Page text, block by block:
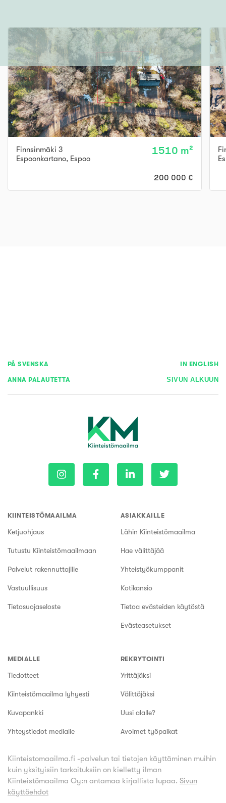
Finnsinmäki 3
Espoonkartano, Espoo
1510 m²
200 000 €
PÅ SVENSKA IN ENGLISH
ANNA PALAUTETTA SIVUN ALKUUN
KIINTEISTÖMAAILMA
Ketjuohjaus
Tutustu Kiinteistömaailmaan
Palvelut rakennuttajille
Vastuullisuus
Tietosuojaseloste
ASIAKKAILLE
Lähin Kiinteistömaailma
Hae välittäjää
Yhteistyökumppanit
Kotikansio
Tietoa evästeiden käytöstä
Evästeasetukset
MEDIALLE
Tiedotteet
Kiinteistömaailma lyhyesti
Kuvapankki
Yhteystiedot medialle
REKRYTOINTI
Yrittäjäksi
Välittäjäksi
Uusi alalle?
Avoimet työpaikat
Kiinteistomaailma.fi -palvelun tai tietojen käyttäminen muihin
kuin yksityisiin tarkoituksiin on kielletty ilman
Kiinteistömaailma Oy:n antamaa kirjallista lupaa. Sivun
käyttöehdot